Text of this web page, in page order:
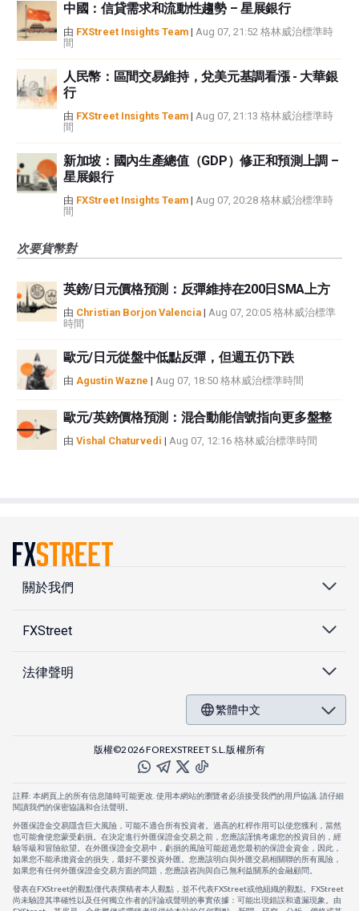
中國：信貸需求和流動性趨勢 – 星展銀行
由 FXStreet Insights Team | Aug 07, 21:52 格林威治標準時
間
人民幣：區間交易維持，兌美元基調看漲 - 大華銀
行
由 FXStreet Insights Team | Aug 07, 21:13 格林威治標準時
間
新加坡：國內生產總值（GDP）修正和預測上調 –
星展銀行
由 FXStreet Insights Team | Aug 07, 20:28 格林威治標準時
間
次要貨幣對
英鎊/日元價格預測：反彈維持在200日SMA上方
由 Christian Borjon Valencia | Aug 07, 20:05 格林威治標準
時間
歐元/日元從盤中低點反彈，但週五仍下跌
由 Agustin Wazne | Aug 07, 18:50 格林威治標準時間
歐元/英鎊價格預測：混合動能信號指向更多盤整
由 Vishal Chaturvedi | Aug 07, 12:16 格林威治標準時間
關於我們
FXStreet
法律聲明
繁體中文
版權©2026 FOREXSTREET S.L.版權所有
註釋: 本網頁上的所有信息隨時可能更改. 使用本網站的瀏覽者必須接受我們的用戶協議. 請仔細
閱讀我們的保密協議和合法聲明。
外匯保證金交易隱含巨大風險，可能不適合所有投資者。過高的杠桿作用可以使您獲利，當然
也可能會使您蒙受虧損。在決定進行外匯保證金交易之前，您應該謹慎考慮您的投資目的，經
驗等級和冒險欲望。在外匯保證金交易中，虧損的風險可能超過您最初的保證金資金，因此，
如果您不能承擔資金的損失，最好不要投資外匯。您應該明白與外匯交易相關聯的所有風險，
如果您有任何外匯保證金交易方面的問題，您應該咨詢與自己無利益關系的金融顧問。
發表在FXStreet的觀點僅代表撰稿者本人觀點，並不代表FXStreet或他組織的觀點。FXStreet
尚未驗證其準確性以及任何獨立作者的評論或聲明的事實依據：可能出現錯誤和遺漏現象。由